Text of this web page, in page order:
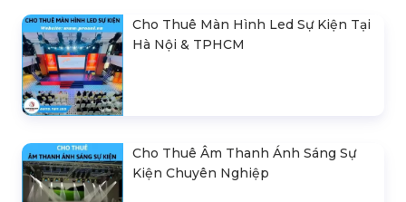
Cho Thuê Màn Hình Led Sự Kiện Tại
Hà Nội & TPHCM
Cho Thuê Âm Thanh Ánh Sáng Sự
Kiện Chuyên Nghiệp